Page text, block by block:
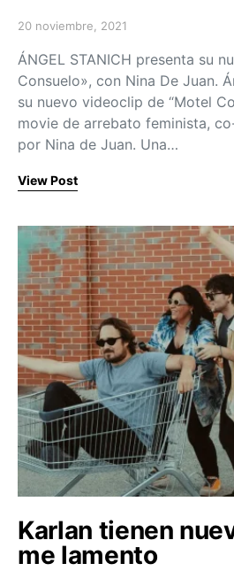
Posted on
20 noviembre, 2021
ÁNGEL STANICH presenta su
Consuelo», con Nina De Juan.
su nuevo videoclip de “Motel
movie de arrebato feminista,
por Nina de Juan. Una…
View Post
Karlan tienen
me lamento